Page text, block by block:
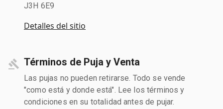
J3H 6E9
Detalles del sitio
Términos de Puja y Venta
Las pujas no pueden retirarse. Todo se vende
"como está y donde está". Lee los términos y
condiciones en su totalidad antes de pujar.